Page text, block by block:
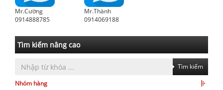
Mr.Cường
0914888785
Mr.Thành
0914069188
Tìm kiếm nâng cao
Tìm kiếm
Nhóm hàng